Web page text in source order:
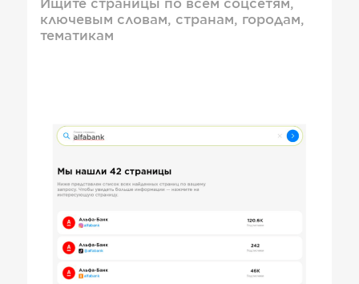
Ищите страницы по всем соцсетям,
ключевым словам, странам, городам,
тематикам